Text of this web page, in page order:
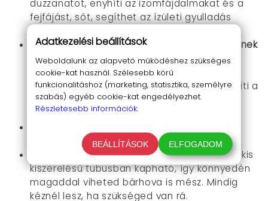
duzzanatot, enyhíti az izomfájdalmakat és a
fejfájást,sőt,segíthet az ízületi gyulladás
Hatékony a megfázás és az allergia tüneteinek
enyhítésében: A Tigris olaj felső légúti
panaszokra is kiválóan alkalmazható.
bedörzsölt olaj megnyitja a légutakat,enyhíti a
köhögést és a torokfájást,sőt,segíthet az
orrdugulás megszüntetésében is.
rendelkezik, ami nem irritálja az orrot.
Kis méret, könnyen hordozható:A Tigris olaj kis
kiszerelésű tubusban kapható,így könnyedén
magaddal viheted bárhova is mész. Mindig
kéznél lesz, ha szükséged van rá.
Adatkezelési beállítások
Weboldalunk az alapvető működéshez szükséges
cookie-kat használ. Szélesebb körű
funkcionalitáshoz (marketing, statisztika, személyre
szabás) egyéb cookie-kat engedélyezhet.
Részletesebb információk.
BEÁLLÍTÁSOK ELFOGADOM